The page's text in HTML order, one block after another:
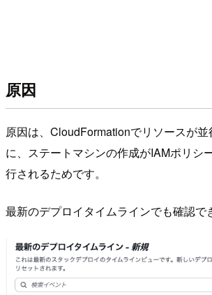
原因
原因は、CloudFormationでリソースが
に、ステートマシンの作成がIAMポリシ
行されるためです。
最新のデプロイタイムラインでも確認で